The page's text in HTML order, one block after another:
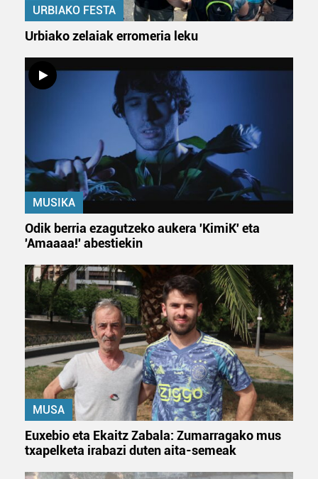
datuen atalean. Edozein unetan alda edo ken dezakezu
zure baimena Cookieen adierazpenean.
fitxategiak erabiltzen ditu. Zure esperientzia eta
zerbitzuak hobetzeko asmoz, cookie teknologiaz
baliatzen gara. Ohar hau onartuz gero, teknologia hori
erabiltzeko baimen esplizitua ematen diguzu.Gehiago
irakurri
URBIAKO FESTA
Urbiako zelaiak erromeria leku
MUSIKA
Odik berria ezagutzeko aukera 'KimiK' eta
'Amaaaa!' abestiekin
MUSA
Euxebio eta Ekaitz Zabala: Zumarragako mus
txapelketa irabazi duten aita-semeak